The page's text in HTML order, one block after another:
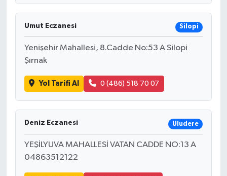
Umut Eczanesi Silopi
Yenişehir Mahallesi, 8.Cadde No:53 A Silopi
Şırnak
Yol Tarifi Al 0 (486) 518 70 07
Deniz Eczanesi Uludere
YEŞİLYUVA MAHALLESİ VATAN CADDE NO:13 A
04863512122